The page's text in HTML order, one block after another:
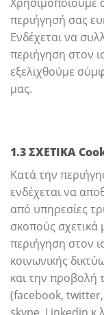
περιήγησή σας
Ενδέχεται να
περιήγηση στον
εξελιχθούμε
μας.
1.3 ΣΧΕΤΙΚΑ
Κατά την
ενδέχεται να
από υπηρεσίες
σκοπούς σχετικά
περιήγηση στον
κοινωνικής
και την προβολή
(facebook,